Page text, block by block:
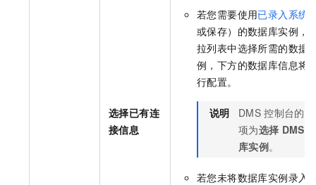
选择已有连
接信息
若您需要使用已录入系统
或保存）的数据库实例，
拉列表中选择所需的数据
例，下方的数据库信息将
行配置。
说明 DMS 控制台的
项为选择 DMS
库实例。
若您未将数据库实例录入